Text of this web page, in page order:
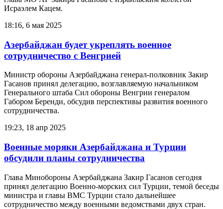
Исраэлем Кацем.
18:16, 6 мая 2025
Азербайджан будет укреплять военное
сотрудничество с Венгрией
Министр обороны Азербайджана генерал-полковник Закир
Гасанов принял делегацию, возглавляемую начальником
Генерального штаба Сил обороны Венгрии генералом
Габором Беренди, обсудив перспективы развития военного
сотрудничества.
19:23, 18 апр 2025
Военные моряки Азербайджана и Турции
обсудили планы сотрудничества
Глава Минобороны Азербайджана Закир Гасанов сегодня
принял делегацию Военно-морских сил Турции, темой беседы
министра и главы ВМС Турции стало дальнейшее
сотрудничество между военными ведомствами двух стран.